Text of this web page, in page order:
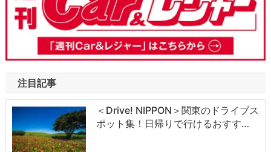
注目記事
＜Drive! NIPPON＞関東のドライブス
ポット集！日帰りで行けるおすす…